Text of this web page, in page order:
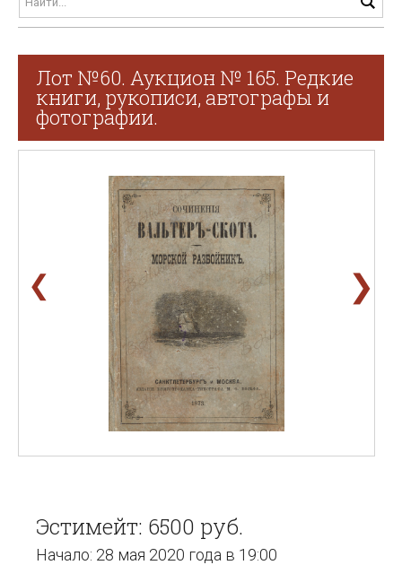
Лот №60. Аукцион № 165. Редкие
книги, рукописи, автографы и
фотографии.
❮ ❯
Эстимейт: 6500 руб.
Начало: 28 мая 2020 года в 19:00